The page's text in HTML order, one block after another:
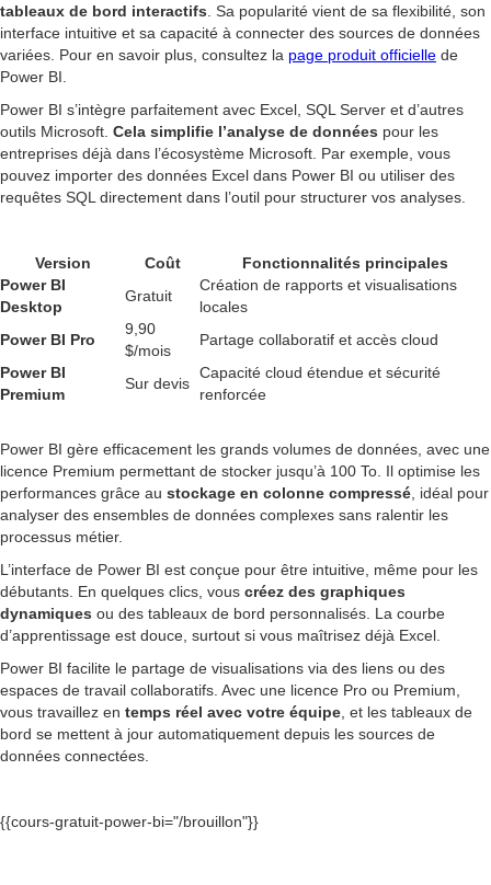
tableaux de bord interactifs . Sa popularité vient de sa flexibilité, son
interface intuitive et sa capacité à connecter des sources de données
variées. Pour en savoir plus, consultez la page produit officielle de
Power BI.
Power BI s’intègre parfaitement avec Excel, SQL Server et d’autres
outils Microsoft. Cela simplifie l’analyse de données pour les
entreprises déjà dans l’écosystème Microsoft. Par exemple, vous
pouvez importer des données Excel dans Power BI ou utiliser des
requêtes SQL directement dans l’outil pour structurer vos analyses.
Version Coût
Fonctionnalités principales
Power BI
Desktop
Gratuit
Création de rapports et visualisations
locales
Power BI Pro
9,90
$/mois
Partage collaboratif et accès cloud
Power BI
Premium
Sur devis
Capacité cloud étendue et sécurité
renforcée
Power BI gère efficacement les grands volumes de données, avec une
licence Premium permettant de stocker jusqu’à 100 To. Il optimise les
performances grâce au stockage en colonne compressé , idéal pour
analyser des ensembles de données complexes sans ralentir les
processus métier.
L’interface de Power BI est conçue pour être intuitive, même pour les
débutants. En quelques clics, vous créez des graphiques
dynamiques ou des tableaux de bord personnalisés. La courbe
d’apprentissage est douce, surtout si vous maîtrisez déjà Excel.
Power BI facilite le partage de visualisations via des liens ou des
espaces de travail collaboratifs. Avec une licence Pro ou Premium,
vous travaillez en temps réel avec votre équipe , et les tableaux de
bord se mettent à jour automatiquement depuis les sources de
données connectées.
{{cours-gratuit-power-bi="/brouillon"}}